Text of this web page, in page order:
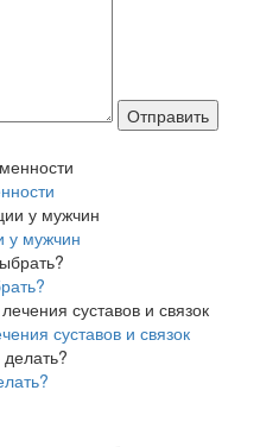
у мужчин
суставов и связок